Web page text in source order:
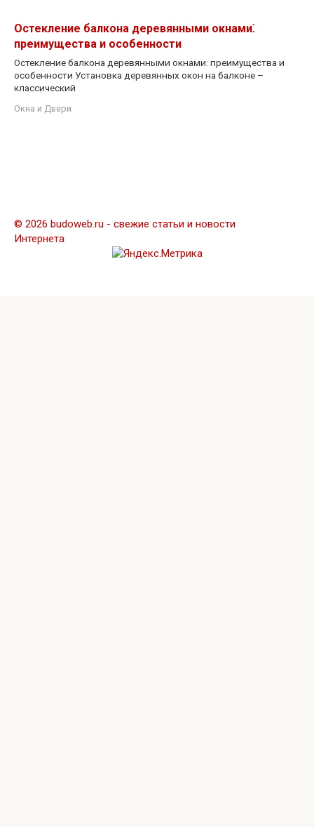
Остекление балкона деревянными окнами⁚
преимущества и особенности
Остекление балкона деревянными окнами: преимущества и
особенности Установка деревянных окон на балконе –
классический
Окна и Двери
© 2026 budoweb.ru - свежие статьи и новости
Интернета